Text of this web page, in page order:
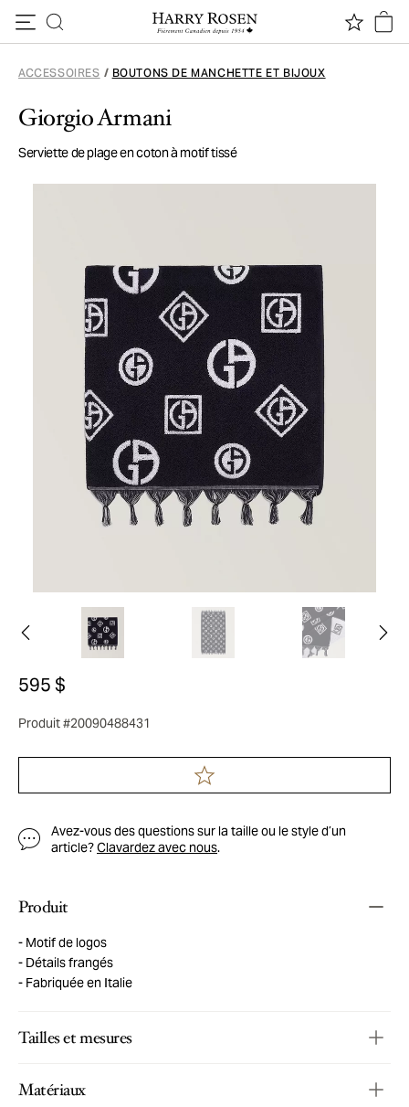
ACCESSOIRES / BOUTONS DE MANCHETTE ET BIJOUX
Giorgio Armani
Serviette de plage en coton à motif tissé
595 $
Produit #20090488431
Avez-vous des questions sur la taille ou le style d’un
article?Clavardez avec nous.
Produit
Motif de logos
Détails frangés
Fabriquée en Italie
Tailles et mesures
Matériaux